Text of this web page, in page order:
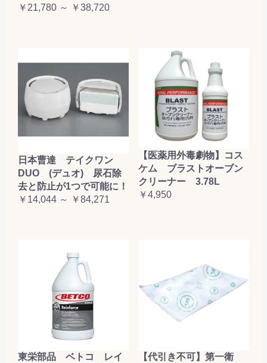
￥21,780 ～ ￥38,720
日本曹達 テイクワン
DUO (デュオ) 尿石除
去と防止が1つで可能に！
￥14,044 ～ ￥84,271
【医薬用外毒劇物】コス
ケム ブラストオーブン
クリーナー 3.78L
￥4,950
東栄部品 ベトコ レイ
【代引き不可】第一衛